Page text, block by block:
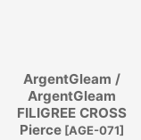
ArgentGleam /
ArgentGleam
FILIGREE CROSS
Pierce [AGE-071]